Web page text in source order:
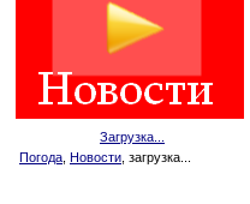
Загрузка...
Погода Новости , загрузка...